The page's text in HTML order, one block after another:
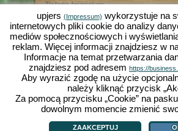
Zielone Imperium ...
... jest zabawną symulacją
wszystko odbywa się w
bezpłatna gra online działa całkowicie
przeglądarce bez konieczności jej
pomocy dodatkowego
Zlecając pracę skrzętnym krasnalom
będziesz mógł stworzyć swój własny
Ogród. Siać, sadzić, zbierać plony,
graczami, czy też ulepszać metody
marchewka, truskawki, szpinak czy
od Ciebie, które warzywa, kwiaty lub
uprawiać. Odwiedź przyjazne miasta
Działkowo
, by handlować z innymi
nowe rośliny i ozdoby do Twojego
Czym jest Zielone Imperium? |Historia|ZI
Zarządzaj ciasteczkami
upjers (Impressum) wykorzystuje na
internetowych pliki cookie do analizy
mediów społecznościowych i
reklam. Więcej informacji znajdziesz w
Informacje na temat przetwarzania
znajdziesz pod adresem https://
Aby wyrazić zgodę na użycie
należy kliknąć przycisk
Za pomocą przycisku „Cookie” na
dowolnym momencie zmienić
ZAAKCEPTUJ